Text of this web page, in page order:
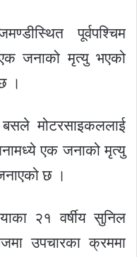
पूर्वपश्चिम
एक जनाको मृत्यु भएको
।
बसले मोटरसाइकललाई
एक जनाको मृत्यु
छ ।
२१ वर्षीय सुनिल
उपचारका क्रममा